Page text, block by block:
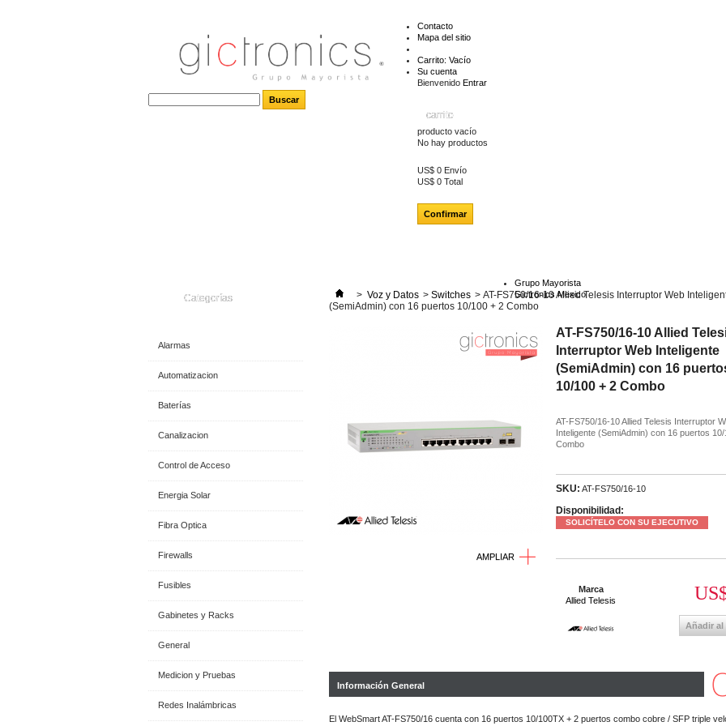
Contacto
Mapa del sitio
Carrito: Vacío
Su cuenta
Bienvenido Entrar
carrito
producto vacío
No hay productos
US$ 0 Envío
US$ 0 Total
Confirmar
Grupo Mayorista
Gictronics Mexico
Categorías
Alarmas
Automatizacion
Baterías
Canalizacion
Control de Acceso
Energia Solar
Fibra Optica
Firewalls
Fusibles
Gabinetes y Racks
General
Medicion y Pruebas
Redes Inalámbricas
> Voz y Datos > Switches > AT-FS750/16-10 Allied Telesis Interruptor Web
(SemiAdmin) con 16 puertos 10/100 + 2 Combo
AMPLIAR
AT-FS750/16-10 Allied
Interruptor Web Inteligente
(SemiAdmin) con 16
10/100 + 2 Combo
AT-FS750/16-10 Allied Telesis Interruptor
Inteligente (SemiAdmin) con 16 puertos 10/
Combo
SKU: AT-FS750/16-10
Disponibilidad:
SOLICÍTELO CON SU EJECUTIVO
Añadir al
Marca
Allied Telesis
Información General
El WebSmart AT-FS750/16 cuenta con 16 puertos 10/100TX + 2 puertos combo cobre / SFP triple